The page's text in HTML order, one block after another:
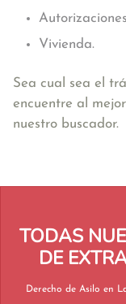
Vivienda.
Sea cual sea el
encuentre al
nuestro buscador.
TODAS
DE
Derecho